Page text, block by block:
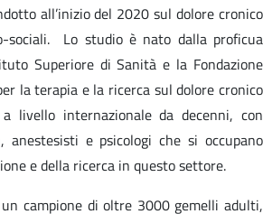
all’inizio del 2020 sul dolore cronico
sociali. Lo studio è nato dalla proficua
Superiore di Sanità e la Fondazione
la terapia e la ricerca sul dolore cronico
livello internazionale da decenni, con
anestesisti e psicologi che si occupano
e della ricerca in questo settore.
campione di oltre 3000 gemelli adulti,